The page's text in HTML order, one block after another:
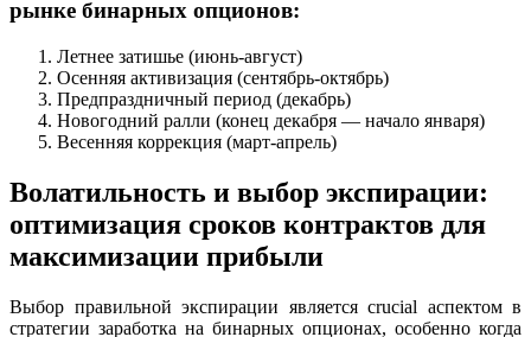
рынке бинарных опционов:
Летнее затишье (июнь-август)
Осенняя активизация (сентябрь-октябрь)
Предпраздничный период (декабрь)
Новогодний ралли (конец декабря — начало января)
Весенняя коррекция (март-апрель)
Волатильность и выбор экспирации:
оптимизация сроков контрактов для
максимизации прибыли
Выбор правильной экспирации является crucial аспектом в
стратегии заработка на бинарных опционах, особенно когда